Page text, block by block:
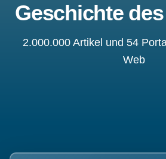
Geschichte
2.000.000 Artikel und 54
Web